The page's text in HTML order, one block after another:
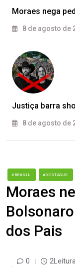
Moraes nega
8 de agosto de
Justiça barra
8 de agosto de
#BRASIL #DESTAQUE
Moraes
dos Pais
0